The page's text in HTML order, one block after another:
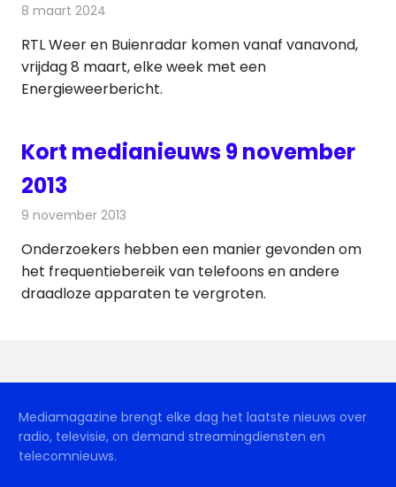
8 maart 2024
RTL Weer en Buienradar komen vanaf vanavond,
vrijdag 8 maart, elke week met een
Energieweerbericht.
Kort medianieuws 9 november
2013
9 november 2013
Onderzoekers hebben een manier gevonden om
het frequentiebereik van telefoons en andere
draadloze apparaten te vergroten.
Mediamagazine brengt elke dag het laatste nieuws over
radio, televisie, on demand streamingdiensten en
telecomnieuws.